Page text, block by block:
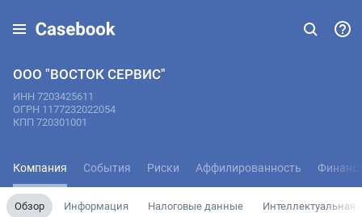
ООО "ВОСТОК СЕРВИС"
ИНН 7203425611
ОГРН 1177232022054
КПП 720301001
Компания События Риски Аффилированность
Обзор Информация Налоговые данные Интеллектуальная